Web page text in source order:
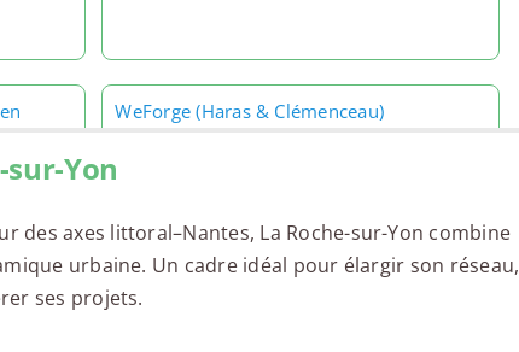
WeForge (Haras & Clémenceau)
Yon
des axes littoral–Nantes, La Roche-sur-Yon combine
urbaine. Un cadre idéal pour élargir son réseau,
ses projets.